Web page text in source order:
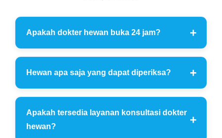
Apakah dokter hewan buka 24 jam?
Hewan apa saja yang dapat diperiksa?
Apakah tersedia layanan konsultasi dokter
hewan?